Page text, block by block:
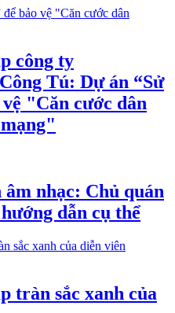
công ty
Tú: Dự án “Sử
"Căn cước dân
nhạc: Chủ quán
dẫn cụ thể
tràn sắc xanh của